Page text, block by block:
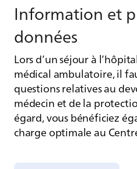
In­for­ma­tion et
don­nées
Lors d’un séjour à
médical ambulatoire, il
questions relatives au
médecin et de la
égard, vous bénéficiez
charge optimale au